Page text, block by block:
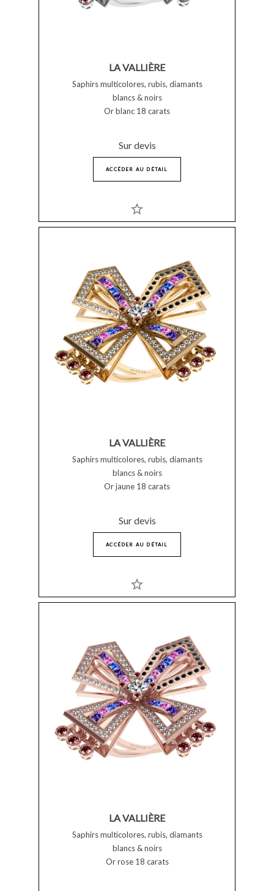
LA VALLIÈRE
Saphirs multicolores, rubis, diamants
blancs & noirs
Or blanc 18 carats
Sur devis
ACCÉDER AU DÉTAIL
star_border
LA VALLIÈRE
Saphirs multicolores, rubis, diamants
blancs & noirs
Or jaune 18 carats
Sur devis
ACCÉDER AU DÉTAIL
star_border
LA VALLIÈRE
Saphirs multicolores, rubis, diamants
blancs & noirs
Or rose 18 carats